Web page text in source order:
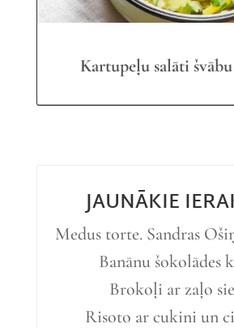
Kartupeļu salāti
JAUNĀKIE
Medus torte. Sandras
Banānu šokolādes
Brokoļi ar zaļo
Risoto ar cukini un